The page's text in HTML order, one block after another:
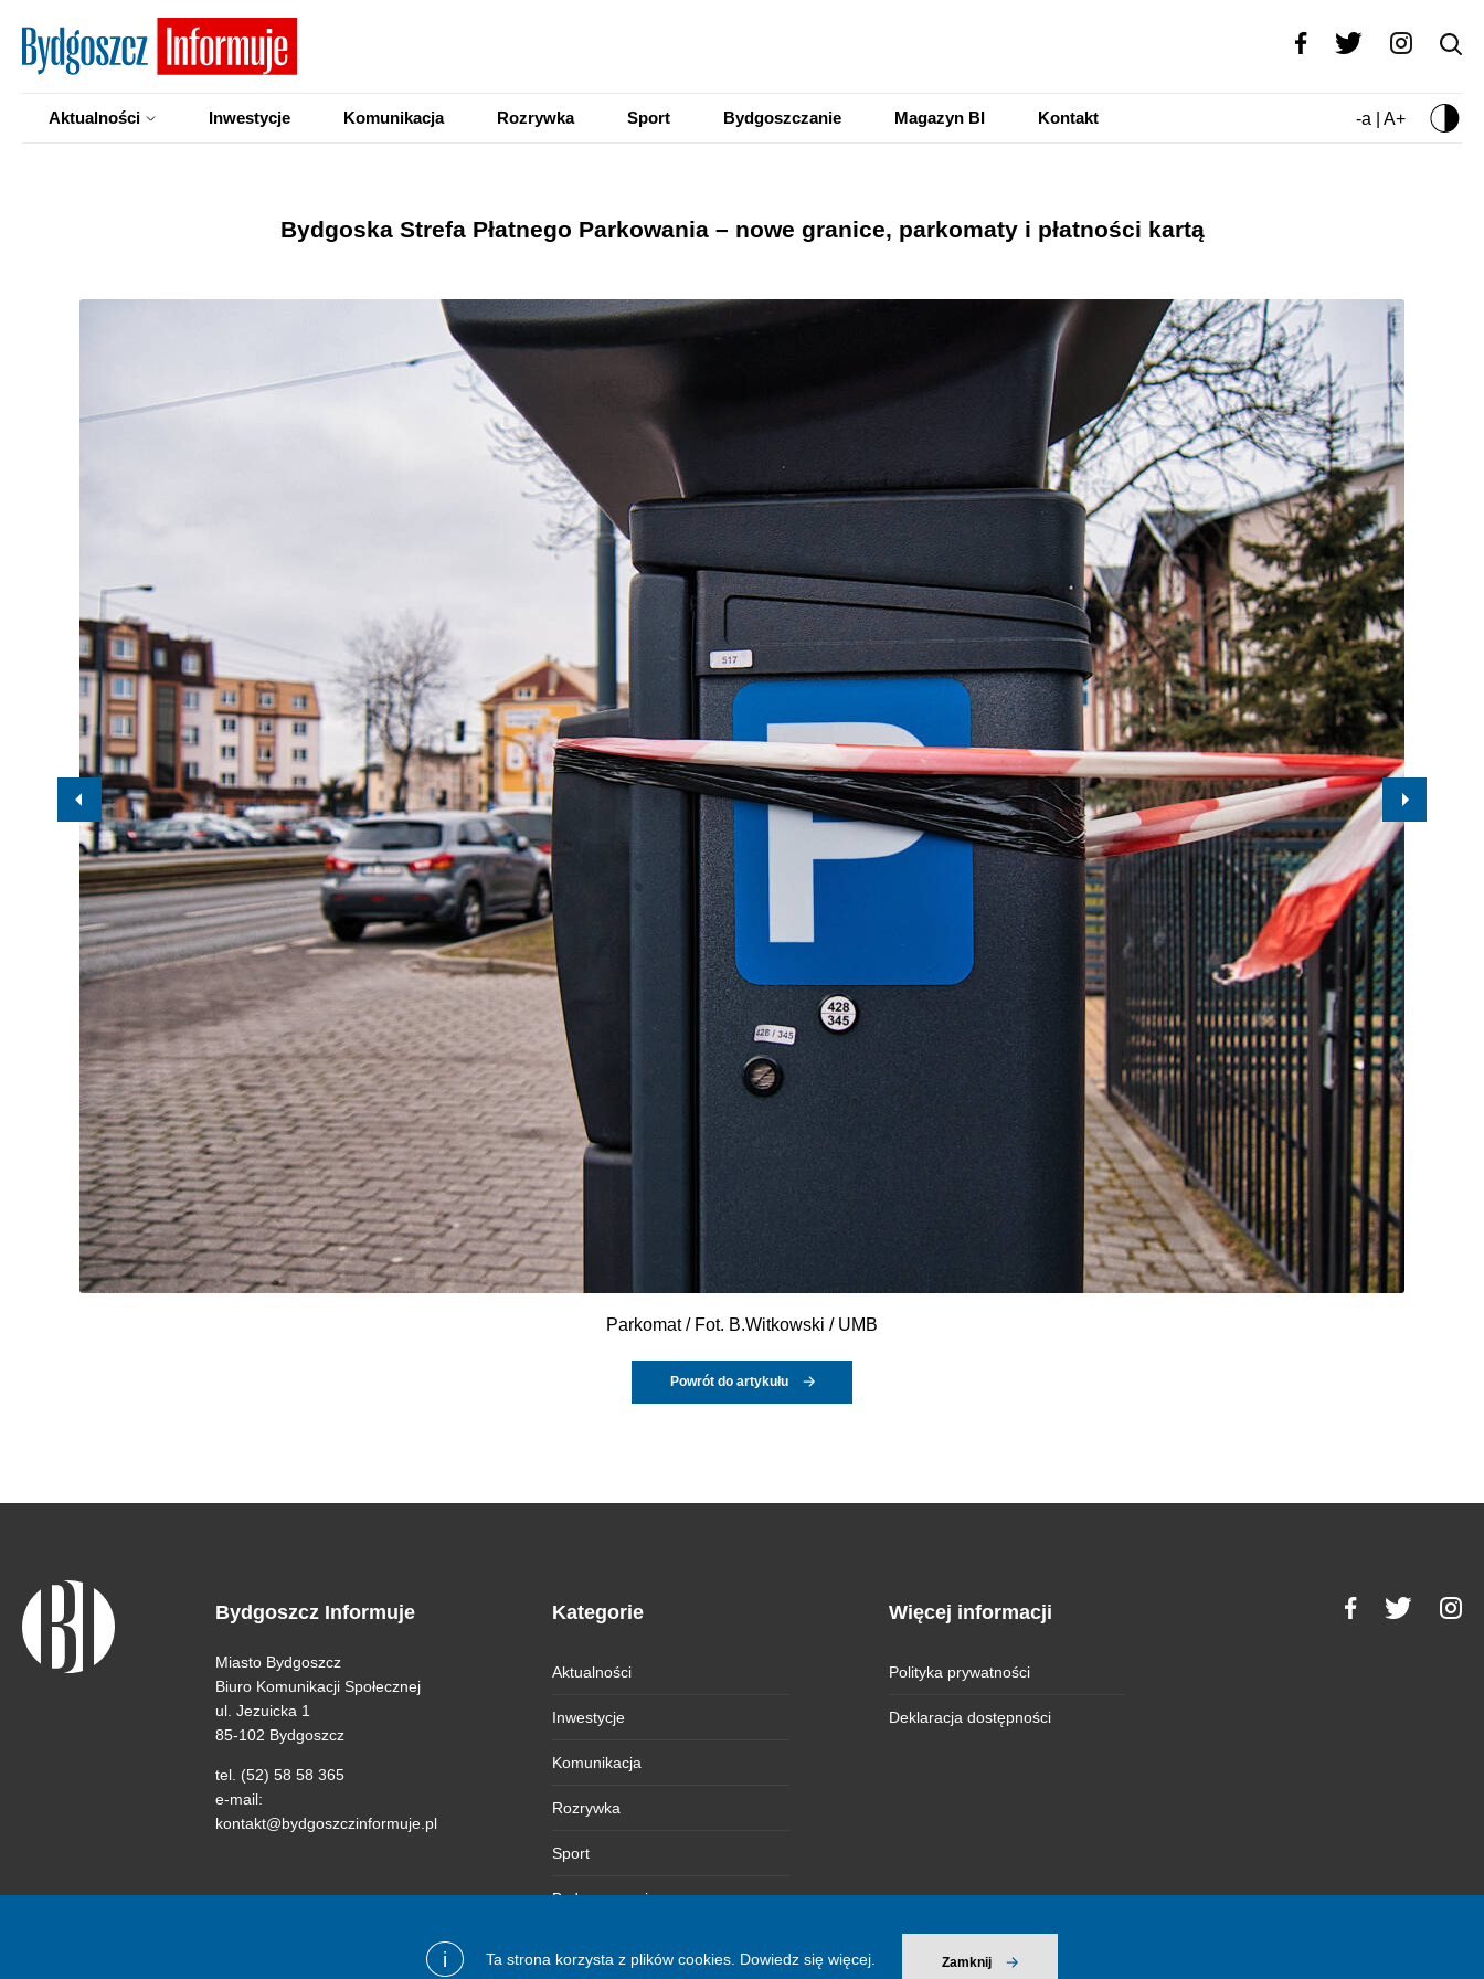
i Ta strona korzysta z plików cookies. Dowiedz się więcej. Zamknij
Aktualności Inwestycje Komunikacja Rozrywka Sport Bydgoszczanie Magazyn BI Kontakt -a | A+
Bydgoska Strefa Płatnego Parkowania – nowe granice, parkomaty i płatności kartą
Parkomat / Fot. B.Witkowski / UMB
Powrót do artykułu
Bydgoszcz Informuje
Miasto Bydgoszcz
Biuro Komunikacji Społecznej
ul. Jezuicka 1
85-102 Bydgoszcz
tel. (52) 58 58 365
e-mail:
kontakt@bydgoszczinformuje.pl
Kategorie
Aktualności
Inwestycje
Komunikacja
Rozrywka
Sport
Bydgoszczanie
Więcej informacji
Polityka prywatności
Deklaracja dostępności